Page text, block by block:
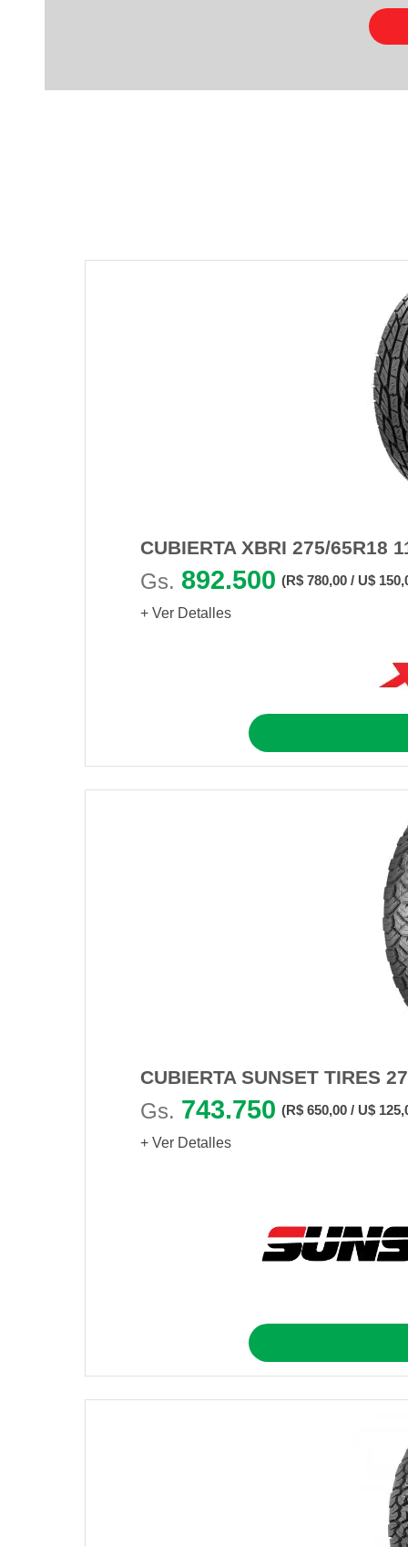
CUBIERTA XBRI 275/65R18
Gs. 892.500 (R$ 780,00 / U$
+ Ver Detalles
CUBIERTA SUNSET TIRES
Gs. 743.750 (R$ 650,00 / U$
+ Ver Detalles